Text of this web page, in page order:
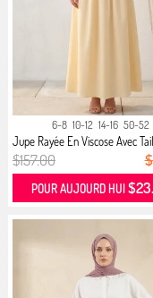
6-8 10-12 14-16 50-52
Jupe Rayée En Viscose Avec
$157.00
POUR AUJOURD HUI